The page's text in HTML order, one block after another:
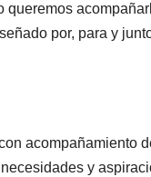
queremos
por, para y
acompañamiento
y